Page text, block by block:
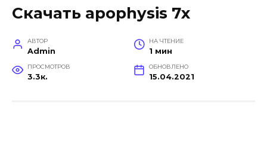
Скачать apophysis 7x
АВТОР
Admin
НА ЧТЕНИЕ
1 мин
ПРОСМОТРОВ
3.3к.
ОБНОВЛЕНО
15.04.2021